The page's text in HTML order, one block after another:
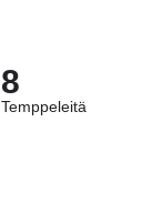
8
Temppeleitä